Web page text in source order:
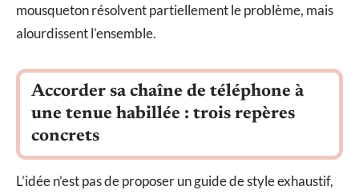
mousqueton résolvent partiellement le problème, mais
alourdissent l’ensemble.
Accorder sa chaîne de téléphone à
une tenue habillée : trois repères
concrets
L’idée n’est pas de proposer un guide de style exhaustif,